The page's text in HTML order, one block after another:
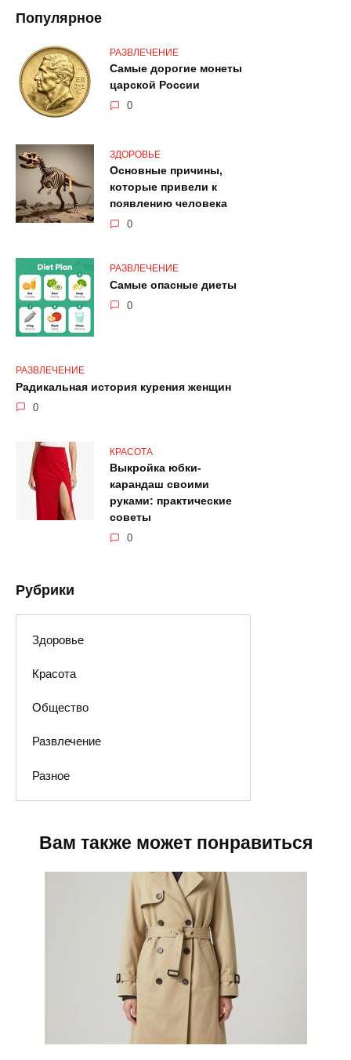
Популярное
РАЗВЛЕЧЕНИЕ
Самые дорогие монеты
царской России
0
ЗДОРОВЬЕ
Основные причины,
которые привели к
появлению человека
0
РАЗВЛЕЧЕНИЕ
Самые опасные диеты
0
РАЗВЛЕЧЕНИЕ
Радикальная история курения женщин
0
КРАСОТА
Выкройка юбки-
карандаш своими
руками: практические
советы
0
Рубрики
Здоровье
Красота
Общество
Развлечение
Разное
Вам также может понравиться